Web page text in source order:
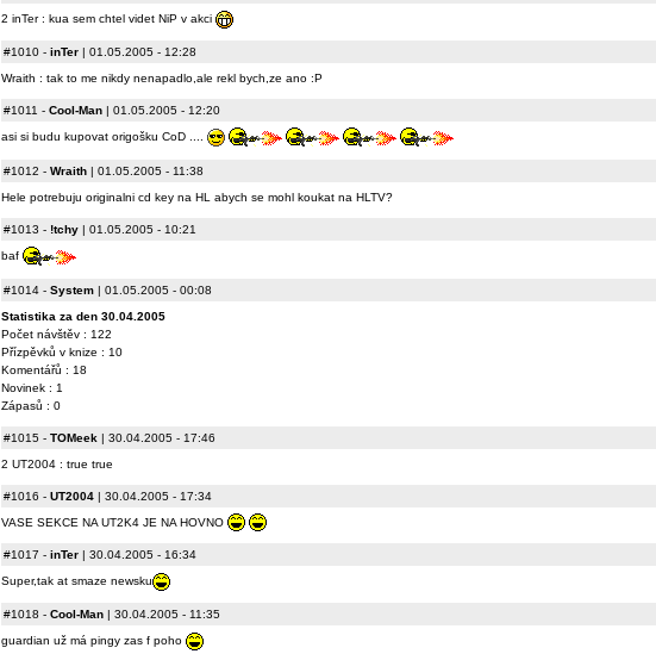
2 inTer : kua sem chtel videt NiP v akci
#1010- inTer| 01.05.2005 - 12:28
Wraith : tak to me nikdy nenapadlo,ale rekl bych,ze ano :P
#1011 - Cool-Man| 01.05.2005 - 12:20
asi si budu kupovat origošku CoD ....
#1012 - Wraith| 01.05.2005 - 11:38
Hele potrebuju originalni cd key na HL abych se mohl koukat na HLTV?
#1013 - !tchy| 01.05.2005 - 10:21
baf
#1014- System| 01.05.2005 - 00:08
Statistika za den 30.04.2005
Počet návštěv : 122
Přízpěvků v knize : 10
Komentářů : 18
Novinek : 1
Zápasů : 0
#1015- TOMeek| 30.04.2005 - 17:46
2 UT2004 : true true
#1016 - UT2004| 30.04.2005 - 17:34
VASE SEKCE NA UT2K4 JE NA HOVNO
#1017 - inTer| 30.04.2005 - 16:34
Super,tak at smaze newsku
#1018 - Cool-Man| 30.04.2005 - 11:35
guardian už má pingy zas f poho